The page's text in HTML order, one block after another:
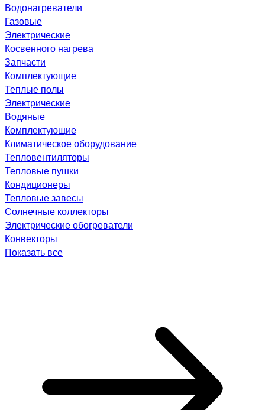
Водонагреватели
Газовые
Электрические
Косвенного нагрева
Запчасти
Комплектующие
Теплые полы
Электрические
Водяные
Комплектующие
Климатическое оборудование
Тепловентиляторы
Тепловые пушки
Кондиционеры
Тепловые завесы
Солнечные коллекторы
Электрические обогреватели
Конвекторы
Показать все